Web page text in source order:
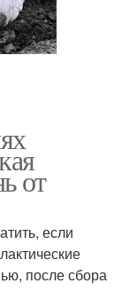
от
если
после сбора